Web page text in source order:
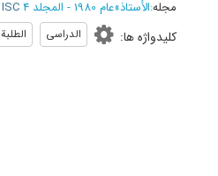
مجله:الأستاذ»عام 1980 - المجلد 4 ISC
کلیدواژه ها: الدراسی الطلبة